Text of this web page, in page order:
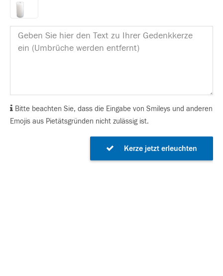
Bitte beachten Sie, dass die Eingabe von Smileys und anderen
Emojis aus Pietätsgründen nicht zulässig ist.
Kerze jetzt erleuchten